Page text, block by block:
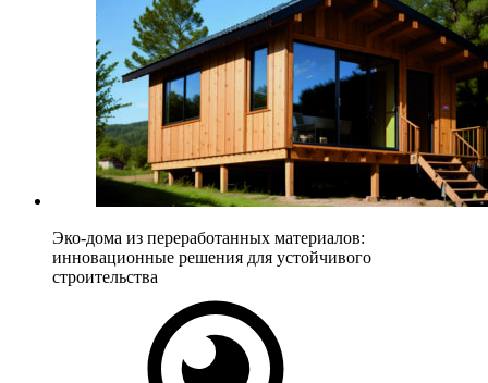
Эко-дома из переработанных материалов:
инновационные решения для устойчивого
строительства